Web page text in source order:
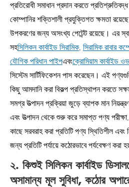
প্রতিরোধী সমাধান প্রদান করতে
কোম্পানির শক্তিশালী প্রযুক্তিগত ক্ষমতা
উপকরণের জন্য অসংখ্য পেটেন্ট রয়েছে। এর
সহসিলিকন কার্বাইড সিরামিক, সিরামিক রাবার
যৌগিক পরিধান পাইপএবংক্রোমিয়াম কার্বাইড
সিস্টেম সার্টিফিকেশন পাস করেছেন। এই
কিছু আমদানি করা বিকল্প প্রতিস্থাপন করতে
সমগ্র উত্পাদন প্রক্রিয়া জুড়ে ব্যাপক মান
এবং উত্পাদন থেকে শুরু করে সমাপ্ত পণ্য
কাছে সরবরাহ করা প্রতিটি পণ্য স্থিতিশীল এবং
জন্য প্রতিটি পর্যায়ে কঠোরভাবে পর্যবেক্ষণ করা
২. কিশুই সিলিকন কার্বাইড
অসামান্য মূল সুবিধা, কঠোর